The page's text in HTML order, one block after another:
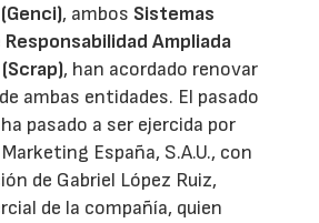
, ambos Sistemas
Ampliada
, han acordado renovar
ambas entidades. El pasado
pasado a ser ejercida por
España, S.A.U., con
de Gabriel López Ruiz,
de la compañía, quien